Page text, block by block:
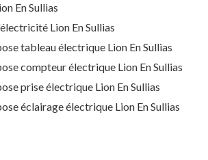
En Sullias
Lion En Sullias
tableau électrique Lion En Sullias
compteur électrique Lion En Sullias
prise électrique Lion En Sullias
éclairage électrique Lion En Sullias